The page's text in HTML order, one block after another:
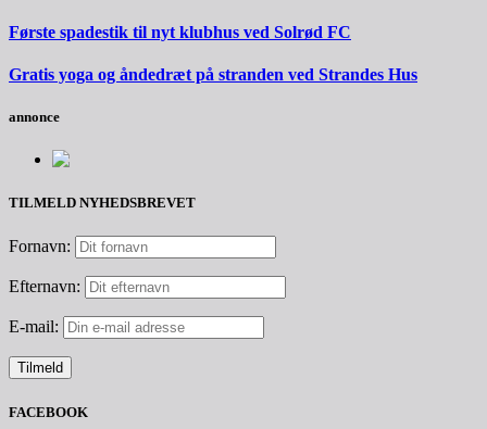
Første spadestik til nyt klubhus ved Solrød FC
Gratis yoga og åndedræt på stranden ved Strandes Hus
annonce
TILMELD NYHEDSBREVET
Fornavn:
Efternavn:
E-mail:
FACEBOOK